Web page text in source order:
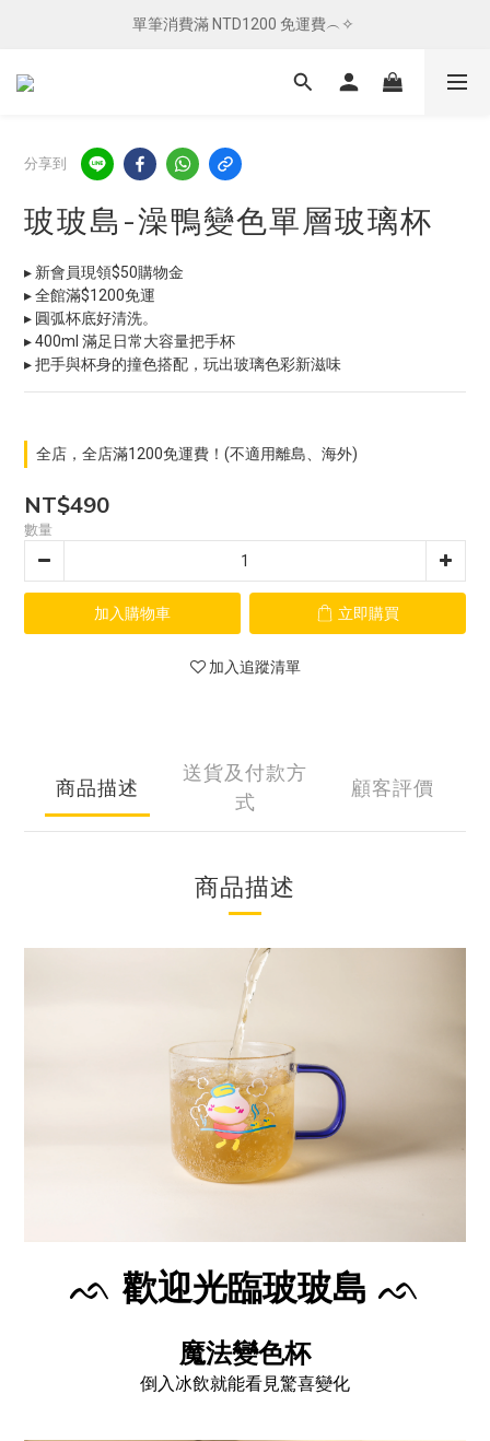
單筆消費滿 NTD1200 免運費︵✧
單筆消費滿 NTD1200 免運費︵✧
總柴發福利 ✦ 全館滿 $800 贈紅包袋
分享到
玻玻島-澡鴨變色單層玻璃杯
▸ 新會員現領$50購物金
▸ 全館滿$1200免運
▸ 圓弧杯底好清洗。
▸ 400ml 滿足日常大容量把手杯
▸ 把手與杯身的撞色搭配，玩出玻璃色彩新滋味
全店，全店滿1200免運費！(不適用離島、海外)
NT$490
數量
加入購物車 立即購買
加入追蹤清單
商品描述
送貨及付款方
式
顧客評價
商品描述
ᨒ 歡迎光臨玻玻島 ᨒ
魔法變色杯
倒入冰飲就能看見驚喜變化